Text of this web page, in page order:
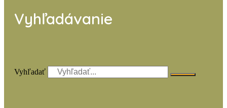
Vyhľadávanie
Vyhľadať